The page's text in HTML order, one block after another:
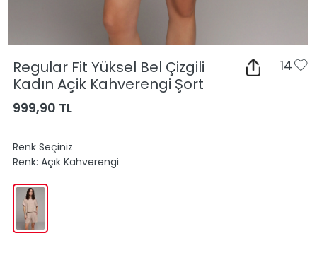
Regular Fit Yüksel Bel Çizgili
Kadın Açik Kahverengi Şort
14
999,90 TL
Renk Seçiniz
Renk: Açık Kahverengi